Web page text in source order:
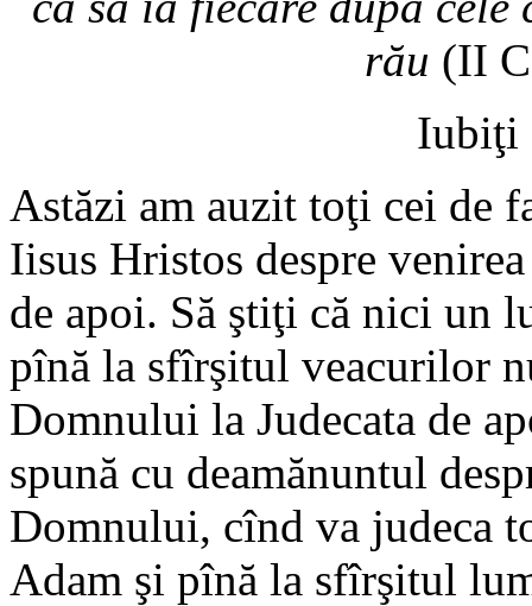
rău (II
Iubiţi
Astăzi am auzit toţi cei de
Iisus Hristos despre
de apoi. Să ştiţi că nici un
pînă la sfîrşitul veacurilor
Domnului la Judecata de
spună cu deamănuntul
Domnului, cînd va judeca
Adam şi pînă la sfîrşitul